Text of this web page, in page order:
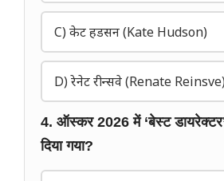
C) केट हडसन (Kate Hudson)
D) रेनेट रीन्सवे (Renate Reinsve)
4. ऑस्कर 2026 में ‘बेस्ट
दिया गया?